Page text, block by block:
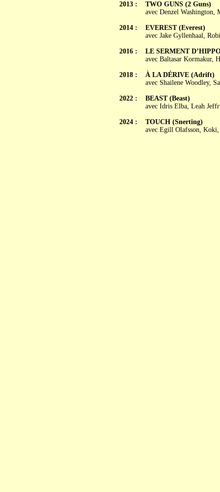
2013 :
2014 :
2016 :
2018 :
2022 :
2024 :
TWO GUNS (2 Guns)
avec Denzel Washington,
EVEREST (Everest)
avec Jake Gyllenhaal,
LE SERMENT
avec Baltasar Kormakur,
À LA DÉRIVE (Adrift)
avec Shailene Woodley,
BEAST (Beast)
avec Idris Elba, Leah
TOUCH (Snerting)
avec Egill Olafsson,